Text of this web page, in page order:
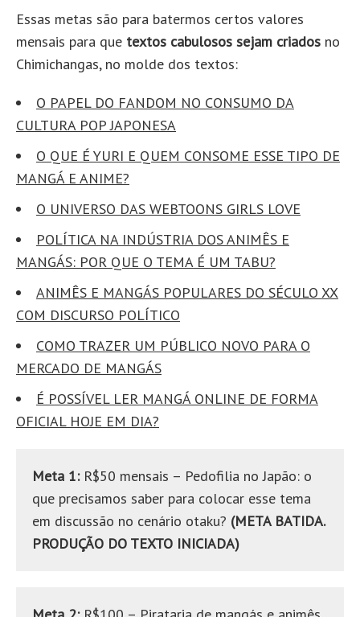
Essas metas são para batermos certos valores
mensais para que textos cabulosos sejam criados no
Chimichangas, no molde dos textos:
O PAPEL DO FANDOM NO CONSUMO DA
CULTURA POP JAPONESA
O QUE É YURI E QUEM CONSOME ESSE TIPO DE
MANGÁ E ANIME?
O UNIVERSO DAS WEBTOONS GIRLS LOVE
POLÍTICA NA INDÚSTRIA DOS ANIMÊS E
MANGÁS: POR QUE O TEMA É UM TABU?
ANIMÊS E MANGÁS POPULARES DO SÉCULO XX
COM DISCURSO POLÍTICO
COMO TRAZER UM PÚBLICO NOVO PARA O
MERCADO DE MANGÁS
É POSSÍVEL LER MANGÁ ONLINE DE FORMA
OFICIAL HOJE EM DIA?
Meta 1:R$50 mensais – Pedofilia no Japão: o
que precisamos saber para colocar esse tema
em discussão no cenário otaku? (META BATIDA.
PRODUÇÃO DO TEXTO INICIADA)